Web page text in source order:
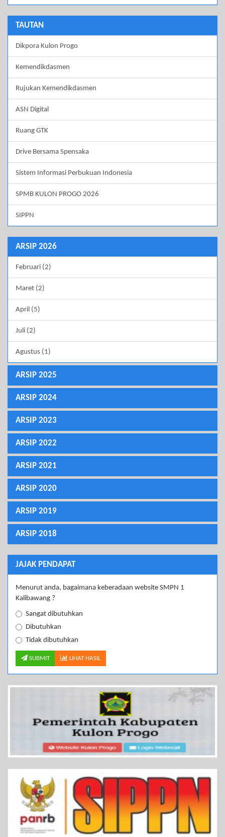
TAUTAN
Dikpora Kulon Progo
Kemendikdasmen
Rujukan Kemendikdasmen
ASN Digital
Ruang GTK
Drive Bersama Spensaka
Sistem Informasi Perbukuan Indonesia
SPMB KULON PROGO 2026
SIPPN
ARSIP 2026
Februari (2)
Maret (2)
April (5)
Juli (2)
Agustus (1)
ARSIP 2025
ARSIP 2024
ARSIP 2023
ARSIP 2022
ARSIP 2021
ARSIP 2020
ARSIP 2019
ARSIP 2018
JAJAK PENDAPAT
Menurut anda, bagaimana keberadaan website SMPN 1
Kalibawang ?
Sangat dibutuhkan
Dibutuhkan
Tidak dibutuhkan
SUBMIT LIHAT HASIL